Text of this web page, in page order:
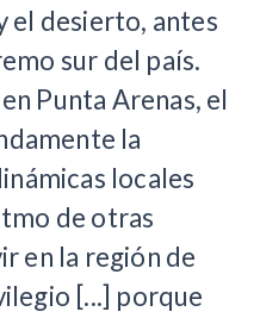
el desierto, antes
sur del país.
Punta Arenas, el
la
locales
de otras
en la región de
[...] porque